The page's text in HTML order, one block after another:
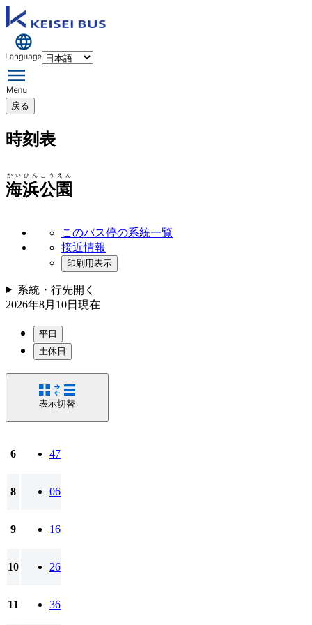
戻る
時刻表
海浜公園
かいひんこうえん
このバス停の系統一覧
接近情報
印刷用表示
系統・行先開く
2026年8月10日 現在
平日
土休日
表示切替
6 47
8 06
9 16
10 26
11 36